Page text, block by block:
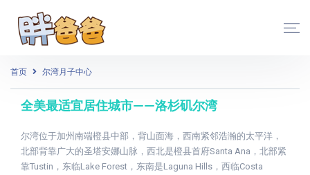
首页 尔湾月子中心
全美最适宜居住城市——洛杉矶尔湾
尔湾位于加州南端橙县中部，背山面海，西南紧邻浩瀚的太平洋，
北部背靠广大的圣塔安娜山脉，西北是橙县首府Santa Ana，北部紧
靠Tustin，东临Lake Forest，东南是Laguna Hills，西临Costa